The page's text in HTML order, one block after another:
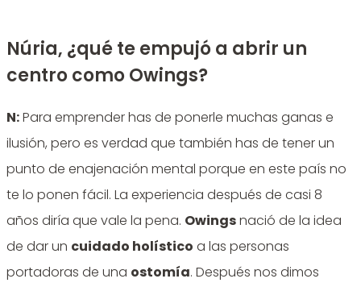
Núria, ¿qué te empujó a abrir un
centro como Owings?
N:Para emprender has de ponerle muchas ganas e
ilusión, pero es verdad que también has de tener un
punto de enajenación mental porque en este país no
te lo ponen fácil. La experiencia después de casi 8
años diría que vale la pena. Owingsnació de la idea
de dar un cuidado holístico a las personas
portadoras de una ostomía. Después nos dimos